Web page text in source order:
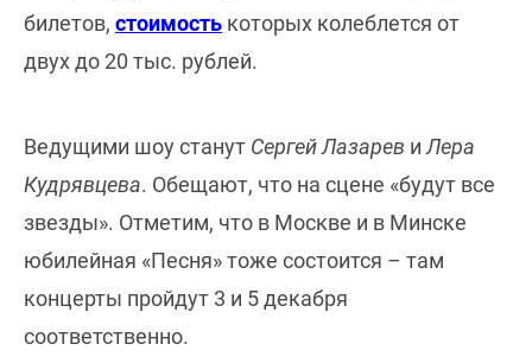
билетов, стоимость которых колеблется от
двух до 20 тыс. рублей.
Ведущими шоу станут Сергей Лазарев иЛера
Кудрявцева. Обещают, что на сцене «будут все
звезды». Отметим, что в Москве и в Минске
юбилейная «Песня» тоже состоится – там
концерты пройдут 3 и 5 декабря
соответственно.